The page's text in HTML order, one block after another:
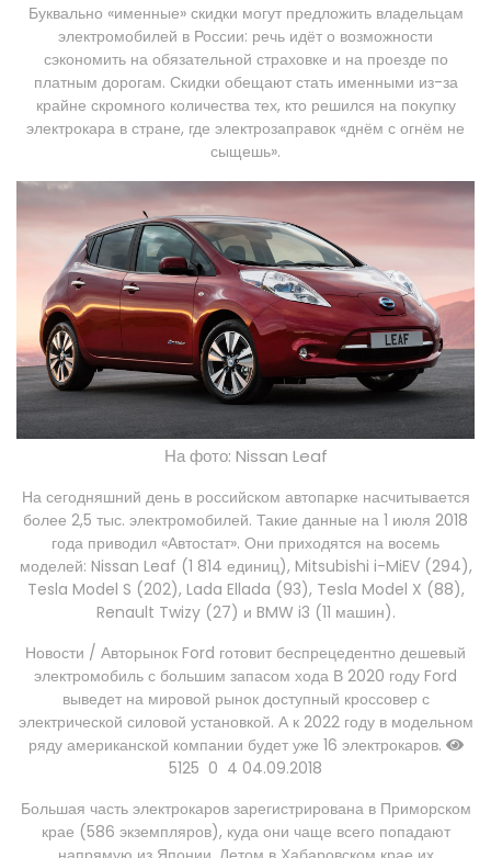
Буквально «именные» скидки могут предложить владельцам
электромобилей в России: речь идёт о возможности
сэкономить на обязательной страховке и на проезде по
платным дорогам. Скидки обещают стать именными из-за
крайне скромного количества тех, кто решился на покупку
электрокара в стране, где электрозаправок «днём с огнём не
сыщешь».
На фото: Nissan Leaf
На сегодняшний день в российском автопарке насчитывается
более 2,5 тыс. электромобилей. Такие данные на 1 июля 2018
года приводил «Автостат». Они приходятся на восемь
моделей: Nissan Leaf (1 814 единиц), Mitsubishi i-MiEV (294),
Tesla Model S (202), Lada Ellada (93), Tesla Model X (88),
Renault Twizy (27) и BMW i3 (11 машин).
Новости / Авторынок Ford готовит беспрецедентно дешевый
электромобиль с большим запасом хода В 2020 году Ford
выведет на мировой рынок доступный кроссовер с
электрической силовой установкой. А к 2022 году в модельном
ряду американской компании будет уже 16 электрокаров.
5125 0 4 04.09.2018
Большая часть электрокаров зарегистрирована в Приморском
крае (586 экземпляров), куда они чаще всего попадают